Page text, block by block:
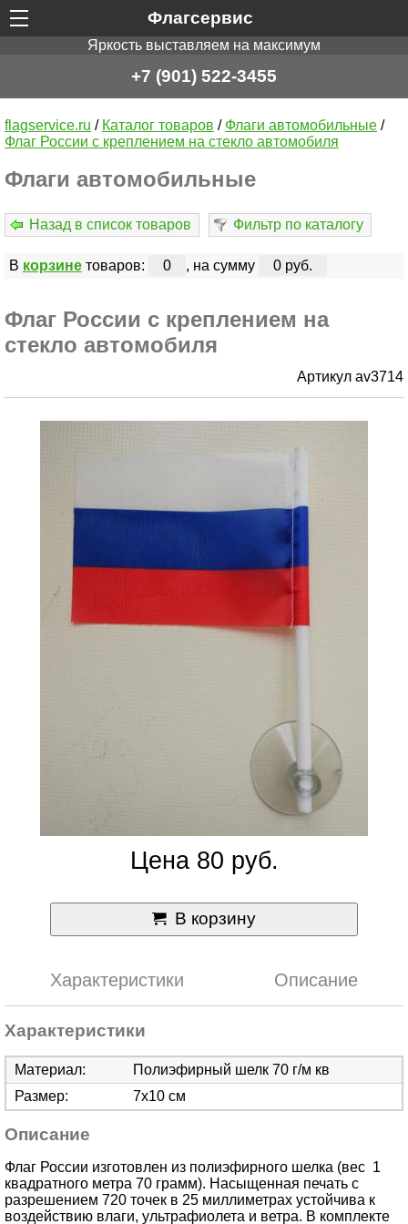
Флагсервис
Яркость выставляем на максимум
+7 (901) 522-3455
flagservice.ru / Каталог товаров / Флаги автомобильные /
Флаг России с креплением на стекло автомобиля
Флаги автомобильные
Назад в список товаров Фильтр по каталогу
В корзинетоваров: 0 , на сумму 0 руб.
Флаг России с креплением на
стекло автомобиля
Артикул av3714
Цена 80 руб.
В корзину
Характеристики Описание
Характеристики
Материал:
Полиэфирный шелк 70 г/м кв
Размер:
7х10 см
Описание
Флаг России изготовлен из полиэфирного шелка (вес 1
квадратного метра 70 грамм). Насыщенная печать с
разрешением 720 точек в 25 миллиметрах устойчива к
воздействию влаги, ультрафиолета и ветра. В комплекте